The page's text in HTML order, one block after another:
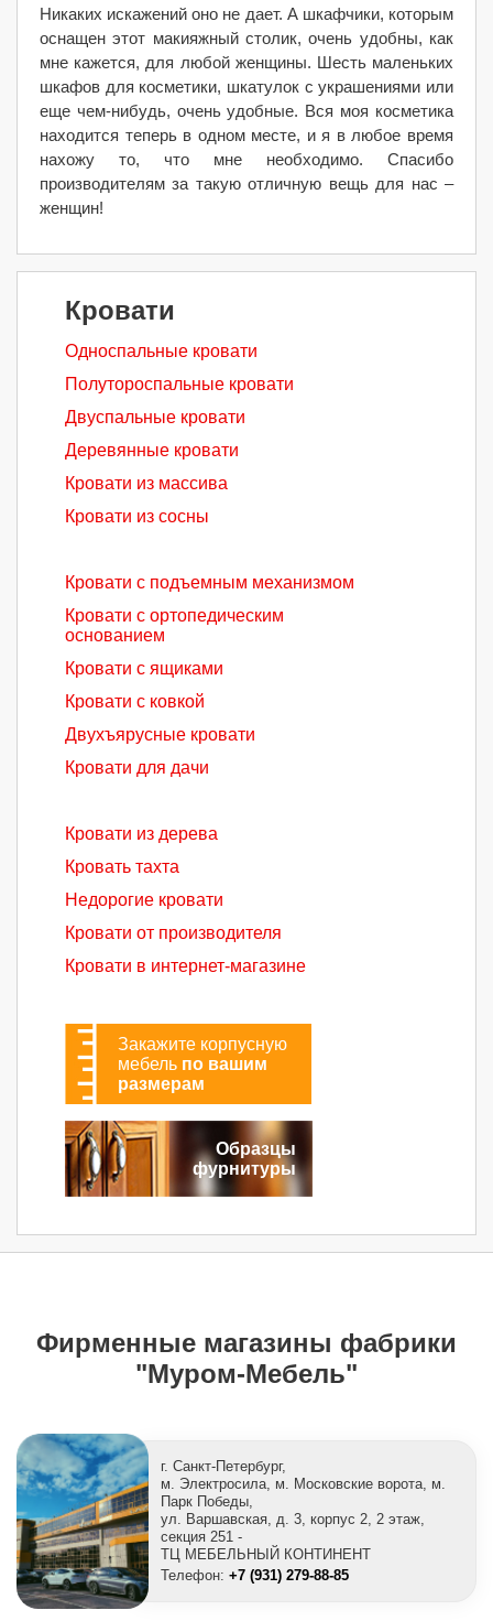
Никаких искажений оно не дает. А шкафчики, которым
оснащен этот макияжный столик, очень удобны, как
мне кажется, для любой женщины. Шесть маленьких
шкафов для косметики, шкатулок с украшениями или
еще чем-нибудь, очень удобные. Вся моя косметика
находится теперь в одном месте, и я в любое время
нахожу то, что мне необходимо. Спасибо
производителям за такую отличную вещь для нас –
женщин!
Кровати
Односпальные кровати
Полутороспальные кровати
Двуспальные кровати
Деревянные кровати
Кровати из массива
Кровати из сосны
Кровати с подъемным механизмом
Кровати с ортопедическим
основанием
Кровати с ящиками
Кровати с ковкой
Двухъярусные кровати
Кровати для дачи
Кровати из дерева
Кровать тахта
Недорогие кровати
Кровати от производителя
Кровати в интернет-магазине
Закажите корпусную
мебель по вашим
размерам
Образцы
фурнитуры
Фирменные магазины фабрики
"Муром-Мебель"
г. Санкт-Петербург,
м. Электросила, м. Московские ворота, м.
Парк Победы,
ул. Варшавская, д. 3, корпус 2, 2 этаж,
секция 251 -
ТЦ МЕБЕЛЬНЫЙ КОНТИНЕНТ
Телефон: +7 (931) 279-88-85